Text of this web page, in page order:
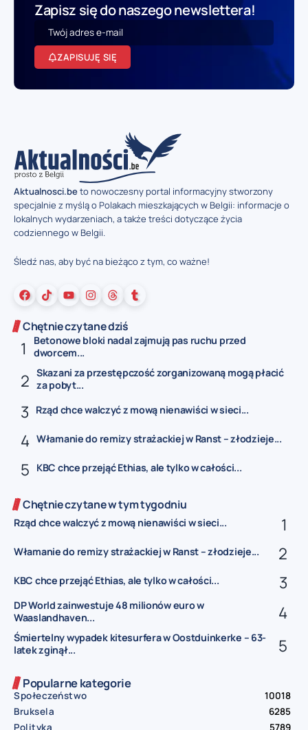
Zapisz się do naszego newslettera!
ZAPISUJĘ SIĘ
Aktualnosci.beto nowoczesny portal informacyjny stworzony
specjalnie z myślą o Polakach mieszkających w Belgii: informacje o
lokalnych wydarzeniach, a także treści dotyczące życia
codziennego w Belgii.
Śledź nas, aby być na bieżąco z tym, co ważne!
Chętnie czytane dziś
Betonowe bloki nadal zajmują pas ruchu przed
dworcem...
Skazani za przestępczość zorganizowaną mogą płacić
za pobyt...
Rząd chce walczyć z mową nienawiści w sieci...
Włamanie do remizy strażackiej w Ranst – złodzieje...
KBC chce przejąć Ethias, ale tylko w całości...
Chętnie czytane w tym tygodniu
Rząd chce walczyć z mową nienawiści w sieci...
Włamanie do remizy strażackiej w Ranst – złodzieje...
KBC chce przejąć Ethias, ale tylko w całości...
DP World zainwestuje 48 milionów euro w
Waaslandhaven...
Śmiertelny wypadek kitesurfera w Oostduinkerke – 63-
latek zginął...
Popularne kategorie
Społeczeństwo
10018
Bruksela
6285
Polityka
5789